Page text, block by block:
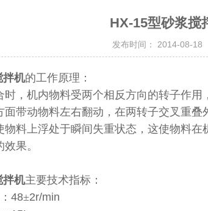
HX-15型砂浆搅
发布时间： 2014-08-
拌机的工作原理：
时，机内物料受两个相反方向的转子作
面带动物料左右翻动，在两转子交叉重
物料上浮处于瞬间失重状态，这使物料
果。
拌机主要技术指标：
48±2r/min